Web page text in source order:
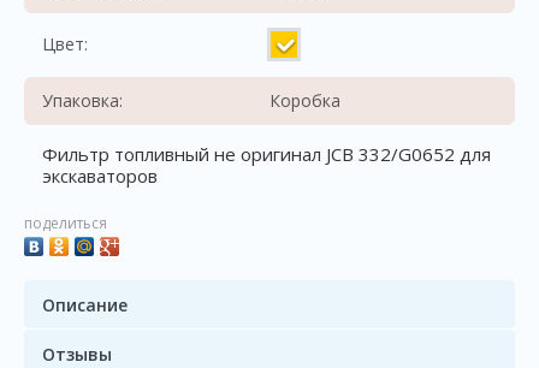
Цвет:
Упаковка: Коробка
Фильтр топливный не оригинал JCB 332/G0652 для
экскаваторов
поделиться
Описание
Отзывы